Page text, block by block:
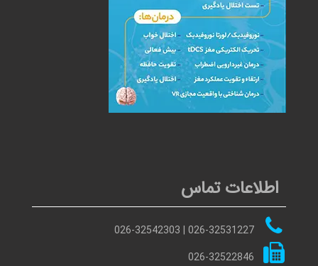
اطلاعات تماس
026-32531227 | 026-32542303
026-32522846